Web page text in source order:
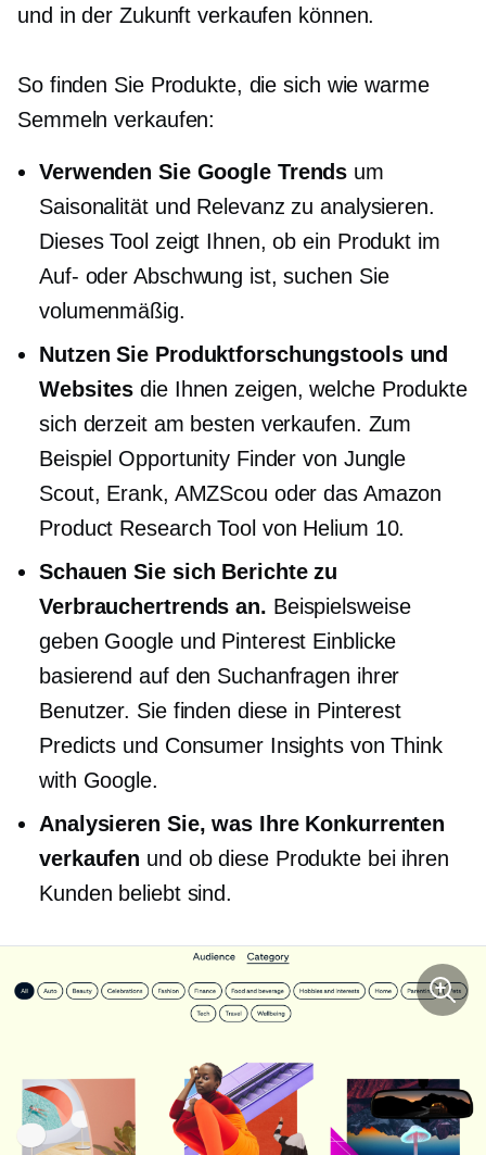
und in der Zukunft verkaufen können.
So finden Sie Produkte, die sich wie warme
Semmeln verkaufen:
Verwenden Sie Google Trends um
Saisonalität und Relevanz zu analysieren.
Dieses Tool zeigt Ihnen, ob ein Produkt im
Auf- oder Abschwung ist, suchen Sie
volumenmäßig.
Nutzen Sie Produktforschungstools und
Websites die Ihnen zeigen, welche Produkte
sich derzeit am besten verkaufen. Zum
Beispiel Opportunity Finder von Jungle
Scout, Erank, AMZScou oder das Amazon
Product Research Tool von Helium 10.
Schauen Sie sich Berichte zu
Verbrauchertrends an. Beispielsweise
geben Google und Pinterest Einblicke
basierend auf den Suchanfragen ihrer
Benutzer. Sie finden diese in Pinterest
Predicts und Consumer Insights von Think
with Google.
Analysieren Sie, was Ihre Konkurrenten
verkaufen und ob diese Produkte bei ihren
Kunden beliebt sind.